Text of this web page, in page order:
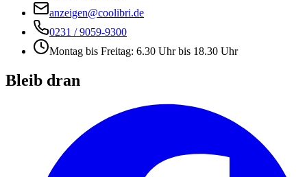
anzeigen@coolibri.de
0231 / 9059-9300
Montag bis Freitag: 6.30 Uhr bis 18.30 Uhr
Bleib dran